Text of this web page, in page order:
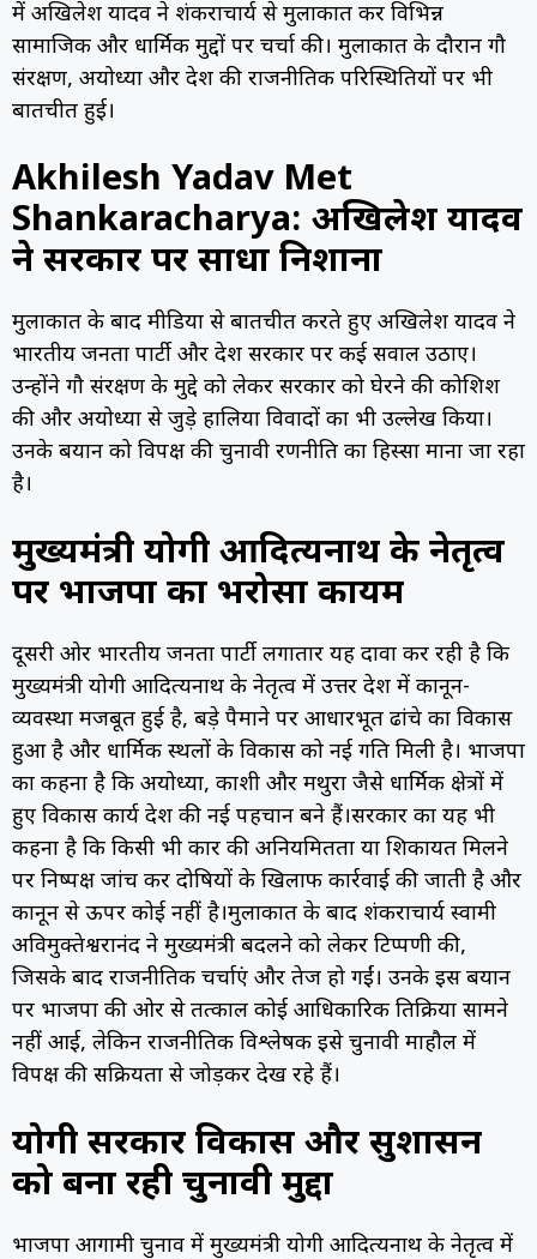
में अखिलेश यादव ने शंकराचार्य से मुलाकात कर विभिन्न
सामाजिक और धार्मिक मुद्दों पर चर्चा की। मुलाकात के दौरान गौ
संरक्षण, अयोध्या और प्रदेश की राजनीतिक परिस्थितियों पर भी
बातचीत हुई।
Akhilesh Yadav Met
Shankaracharya: अखिलेश यादव
ने सरकार पर साधा निशाना
मुलाकात के बाद मीडिया से बातचीत करते हुए अखिलेश यादव ने
भारतीय जनता पार्टी और प्रदेश सरकार पर कई सवाल उठाए।
उन्होंने गौ संरक्षण के मुद्दे को लेकर सरकार को घेरने की कोशिश
की और अयोध्या से जुड़े हालिया विवादों का भी उल्लेख किया।
उनके बयान को विपक्ष की चुनावी रणनीति का हिस्सा माना जा रहा
है।
मुख्यमंत्री योगी आदित्यनाथ के नेतृत्व
पर भाजपा का भरोसा कायम
दूसरी ओर भारतीय जनता पार्टी लगातार यह दावा कर रही है कि
मुख्यमंत्री योगी आदित्यनाथ के नेतृत्व में उत्तर प्रदेश में कानून-
व्यवस्था मजबूत हुई है, बड़े पैमाने पर आधारभूत ढांचे का विकास
हुआ है और धार्मिक स्थलों के विकास को नई गति मिली है। भाजपा
का कहना है कि अयोध्या, काशी और मथुरा जैसे धार्मिक क्षेत्रों में
हुए विकास कार्य प्रदेश की नई पहचान बने हैं।सरकार का यह भी
कहना है कि किसी भी प्रकार की अनियमितता या शिकायत मिलने
पर निष्पक्ष जांच कर दोषियों के खिलाफ कार्रवाई की जाती है और
कानून से ऊपर कोई नहीं है।मुलाकात के बाद शंकराचार्य स्वामी
अविमुक्तेश्वरानंद ने मुख्यमंत्री बदलने को लेकर टिप्पणी की,
जिसके बाद राजनीतिक चर्चाएं और तेज हो गईं। उनके इस बयान
पर भाजपा की ओर से तत्काल कोई आधिकारिक प्रतिक्रिया सामने
नहीं आई, लेकिन राजनीतिक विश्लेषक इसे चुनावी माहौल में
विपक्ष की सक्रियता से जोड़कर देख रहे हैं।
योगी सरकार विकास और सुशासन
को बना रही चुनावी मुद्दा
भाजपा आगामी चुनाव में मुख्यमंत्री योगी आदित्यनाथ के नेतृत्व में